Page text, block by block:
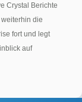
Crystal Berichte
die
fort und legt
auf